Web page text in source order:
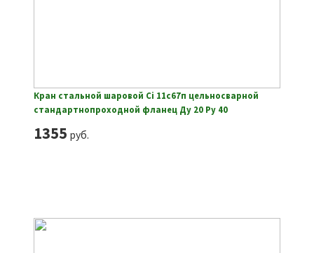
Кран стальной шаровой Ci 11с67п цельносварной
стандартнопроходной фланец Ду 20 Ру 40
1355 руб.